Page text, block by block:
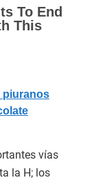
piuranos
vías
la H; los